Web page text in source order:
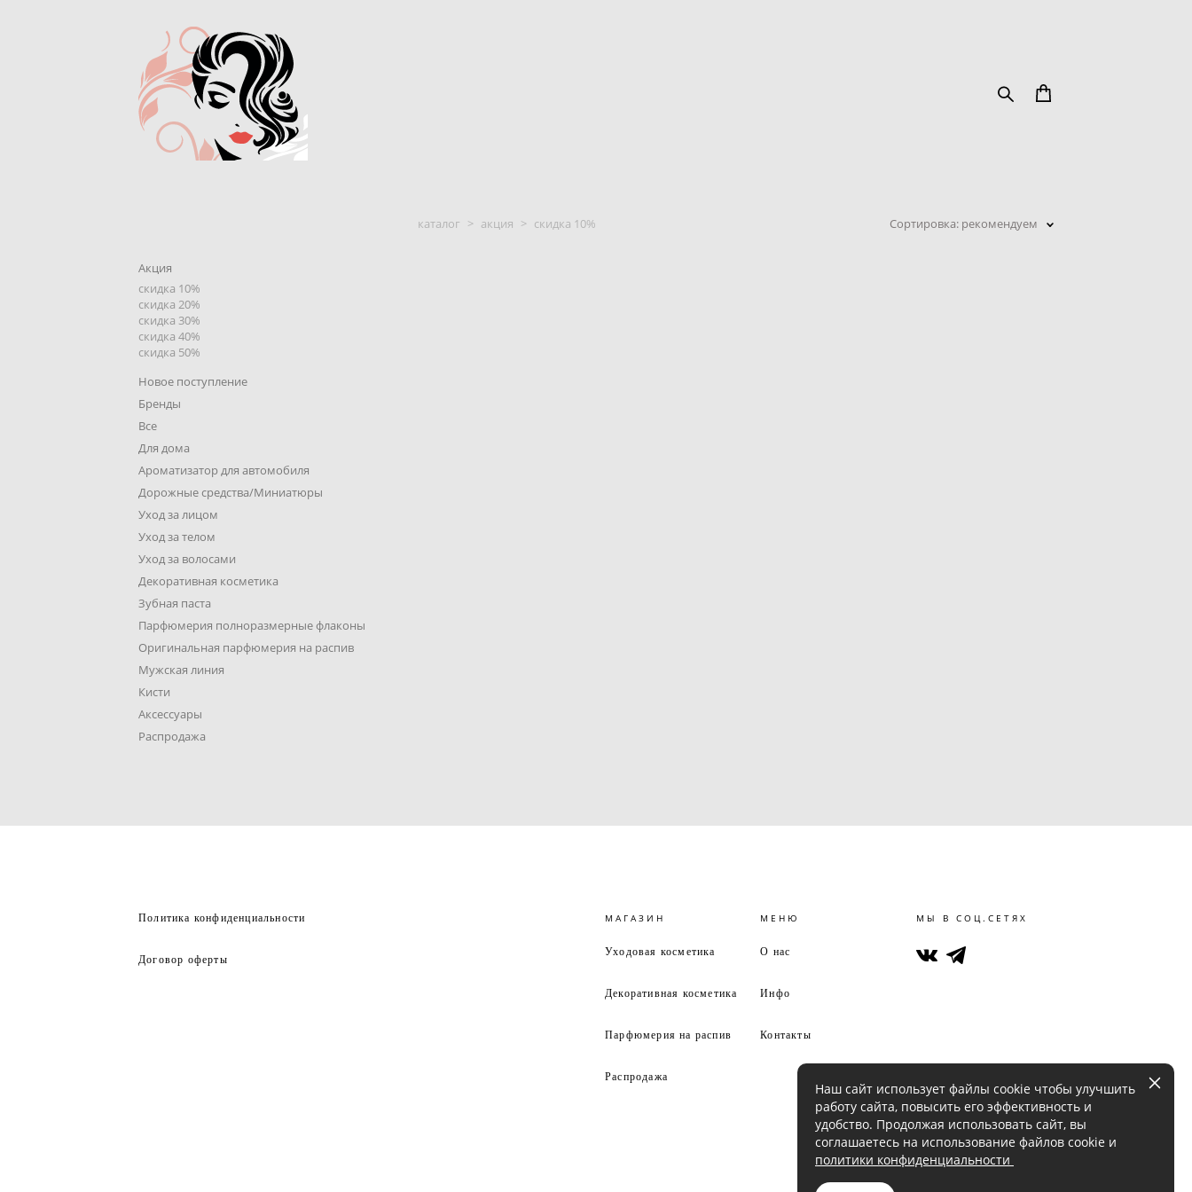
Акция
скидка 10%
скидка 20%
скидка 30%
скидка 40%
скидка 50%
Новое поступление
Бренды
Все
Для дома
Ароматизатор для автомобиля
Дорожные средства/Миниатюры
Уход за лицом
Уход за телом
Уход за волосами
Декоративная косметика
Зубная паста
Парфюмерия полноразмерные флаконы
Оригинальная парфюмерия на распив
Мужская линия
Кисти
Аксессуары
Распродажа
каталог > акция > скидка 10% Сортировка: рекомендуем
Политика конфиденциальности
Договор оферты
МАГАЗИН
Уходовая косметика
Декоративная косметика
Парфюмерия на распив
Распродажа
МЕНЮ
О нас
Инфо
Контакты
МЫ В СОЦ.СЕТЯХ
Наш сайт использует файлы cookie чтобы улучшить
работу сайта, повысить его эффективность и
удобство. Продолжая использовать сайт, вы
соглашаетесь на использование файлов cookie и
политики конфиденциальности